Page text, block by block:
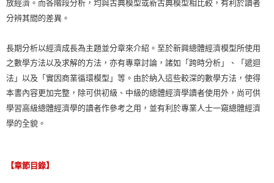
放經濟。而各階段分析，均與古典模型或新古典模型相比較，有利於讀者
分辨其間的差異。
長期分析以經濟成長為主題並分章來介紹。至於新興總體經濟模型所使用
之數學方法以及求解的方法，亦有專章討論，諸如「跨時分析」、「遞迴
法」以及「實因商業循環模型」等。由於納入這些較深的數學方法，使得
本書內容更加完整，除可供初級、中級的總體經濟學讀者使用外，尚可供
學習高級總體經濟學的讀者作參考之用，並有利於專業人士一窺總體經濟
學的全貌。
【章節目錄】